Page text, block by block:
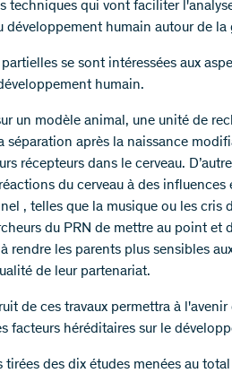
techniques qui vont faciliter
développement humain autour de la
partielles se sont intéressées aux
humain.
un modèle animal, une unité de
séparation après la naissance
récepteurs dans le cerveau.
du cerveau à des
, telles que la musique ou les cris
du PRN de mettre au point et
rendre les parents plus sensibles
de leur partenariat.
de ces travaux permettra à
facteurs héréditaires sur le
tirées des dix études menées au